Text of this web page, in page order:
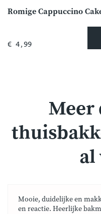
Romige Cappuccino
€ 4,99
Meer
al
Mooie, duidelijke en
en reactie. Heerlijke